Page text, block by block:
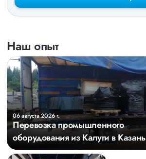
Наш опыт
06 августа 2026 г.
Перевозка промышленного
оборудования из Калуги в Казань